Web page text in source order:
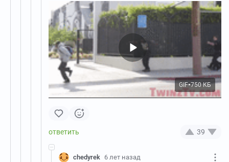
GIF●750 КБ
39
chedyrek 6 лет назад